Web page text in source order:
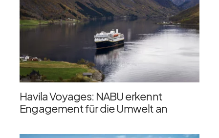
Havila Voyages: NABU erkennt
Engagement für die Umwelt an